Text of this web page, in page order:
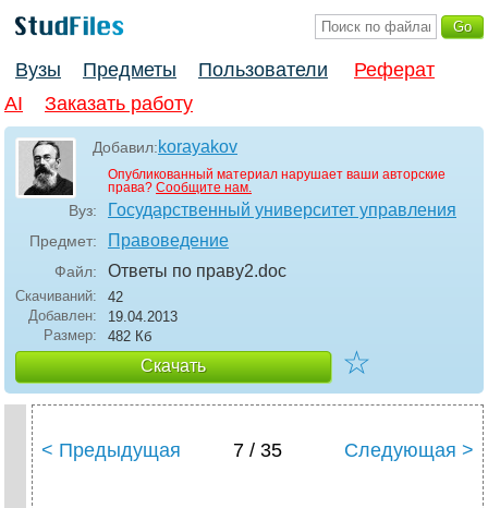
Вузы Предметы Пользователи
Реферат
AI
Заказать работу
Добавил:korayakov
Опубликованный материал нарушает ваши авторские
права? Сообщите нам.
Вуз: Государственный университет управления
Предмет: Правоведение
Файл: Ответы по праву2.doc
Скачиваний:
42
Добавлен:
19.04.2013
Размер:
482 Кб
Скачать ☆
< Предыдущая 7 / 35 Следующая >